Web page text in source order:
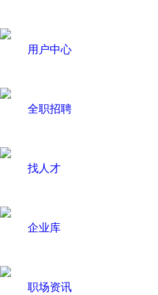
用户中心
全职招聘
找人才
企业库
职场资讯